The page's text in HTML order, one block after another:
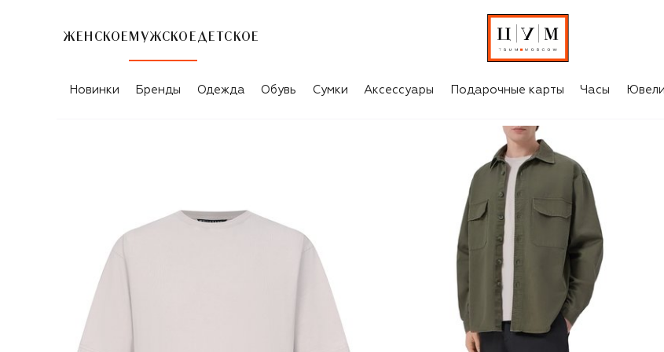
ЖЕНСКОЕ МУЖСКОЕ ДЕТСКОЕ
Новинки Бренды Одежда Обувь Сумки Аксессуары Подарочные карты Часы